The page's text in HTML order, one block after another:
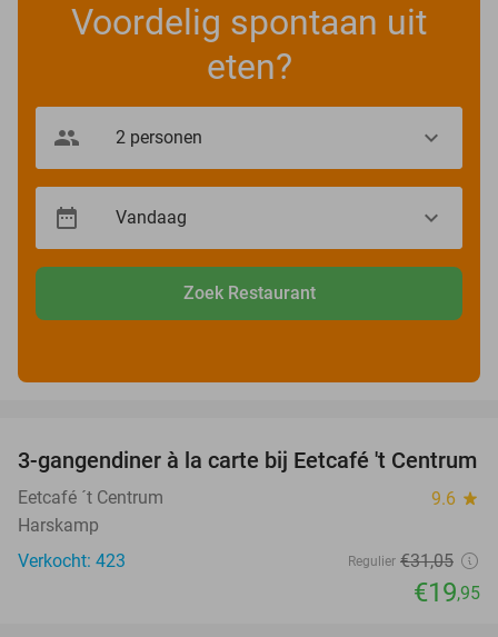
Voordelig spontaan uit
eten?
Zoek Restaurant
36%
3-gangendiner à la carte bij Eetcafé 't Centrum
Eetcafé ´t Centrum 9.6 star
Harskamp
Verkocht: 423
Regulier €31,05
€19,95